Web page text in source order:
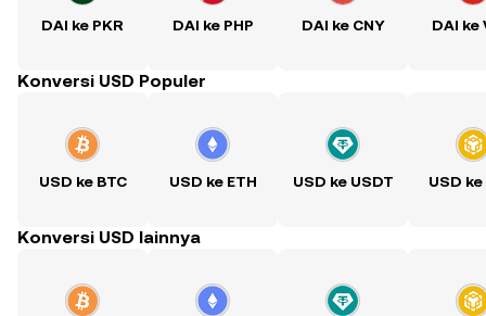
DAI ke PKR DAI ke PHP DAI ke CNY DAI ke
Konversi USD Populer
USD ke BTC USD ke ETH USD ke USDT USD ke
Konversi USD lainnya